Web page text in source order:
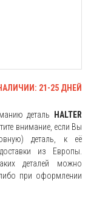
21-25 ДНЕЙ
деталь
HALTER
внимание, если Вы
деталь, к её
из Европы.
деталей можно
либо при оформлении